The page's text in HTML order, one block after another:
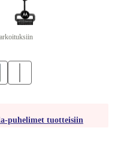
puhelimet tuotteisiin